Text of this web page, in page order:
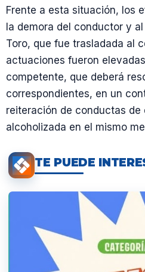
Frente a esta situación, los
la demora del conductor y
Toro, que fue trasladada al
actuaciones fueron
competente, que deberá
correspondientes, en un
reiteración de conductas de
alcoholizada en el mismo
TE PUEDE